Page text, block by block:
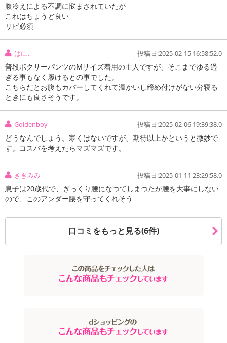
腹冷えによる不調に悩まされていたが
これはちょうど良い
リピ必須
はにこ 投稿日:2025-02-15 16:58:52.0
普段ボクサーパンツのMサイズ着用の主人ですが、そこまでゆる過
ぎる事もなく履けるとの事でした。
こちらだとお腹もカバーしてくれて温かいし締め付けがない分寝る
ときにも良さそうです。
Goldenboy 投稿日:2025-02-06 19:39:38.0
どうなんでしょう。寒くはないですが、期待以上かというと微妙で
す。コスパを考えたらマズマズです。
ききみみ 投稿日:2025-01-11 23:29:58.0
息子は20歳代で、ぎっくり腰になつてしまつたが腰を大事にしない
ので、このアンダー腰を守ってくれそう
口コミをもっと見る(6件)